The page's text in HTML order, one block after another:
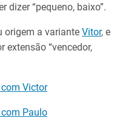
dizer “pequeno, baixo”.
origem a variante Vitor, e
extensão “vencedor,
Victor
Paulo